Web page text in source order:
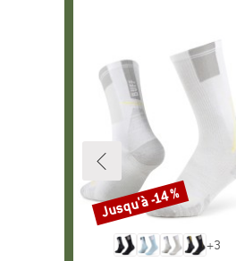
+3
Remise
Jusqu'à -14 %